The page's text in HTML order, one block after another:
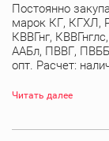
Постоянно
марок КГ, КГХЛ,
КВВГнг,
ААБл, ПВВГ,
опт. Расчет:
Читать далее